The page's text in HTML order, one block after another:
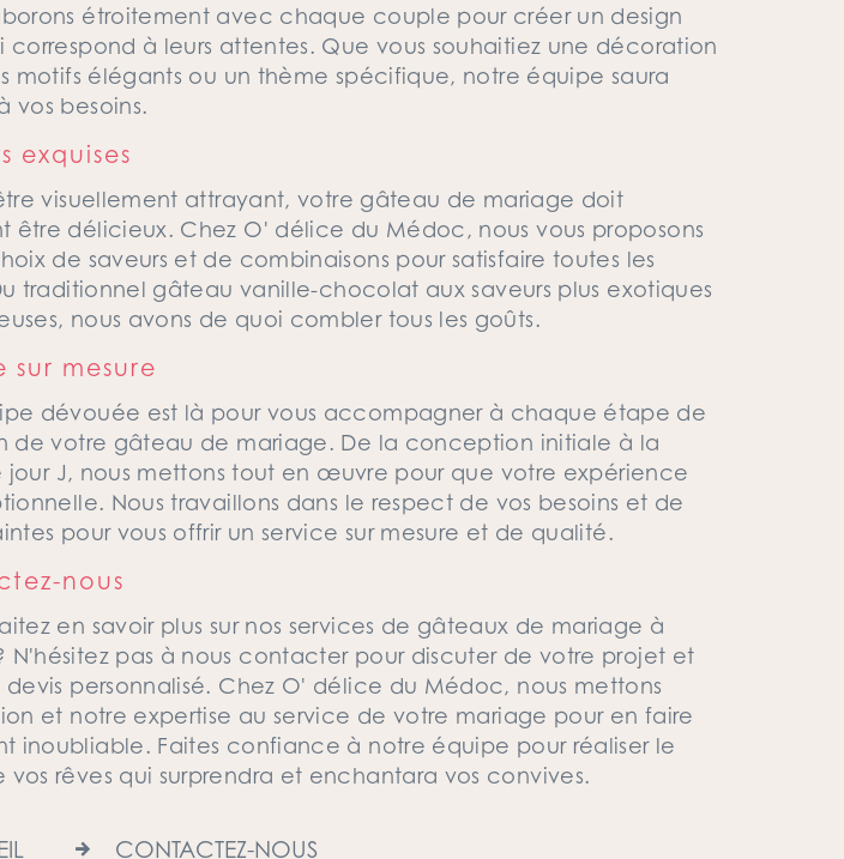
étroitement avec chaque couple pour créer un design
correspond à leurs attentes. Que vous souhaitiez une décoration
motifs élégants ou un thème spécifique, notre équipe saura
vos besoins.
exquises
visuellement attrayant, votre gâteau de mariage doit
être délicieux. Chez O' délice du Médoc, nous vous proposons
de saveurs et de combinaisons pour satisfaire toutes les
traditionnel gâteau vanille-chocolat aux saveurs plus exotiques
nous avons de quoi combler tous les goûts.
sur mesure
dévouée est là pour vous accompagner à chaque étape de
de votre gâteau de mariage. De la conception initiale à la
jour J, nous mettons tout en œuvre pour que votre expérience
Nous travaillons dans le respect de vos besoins et de
pour vous offrir un service sur mesure et de qualité.
nous
en savoir plus sur nos services de gâteaux de mariage à
N'hésitez pas à nous contacter pour discuter de votre projet et
devis personnalisé. Chez O' délice du Médoc, nous mettons
et notre expertise au service de votre mariage pour en faire
inoubliable. Faites confiance à notre équipe pour réaliser le
vos rêves qui surprendra et enchantara vos convives.
CONTACTEZ-NOUS